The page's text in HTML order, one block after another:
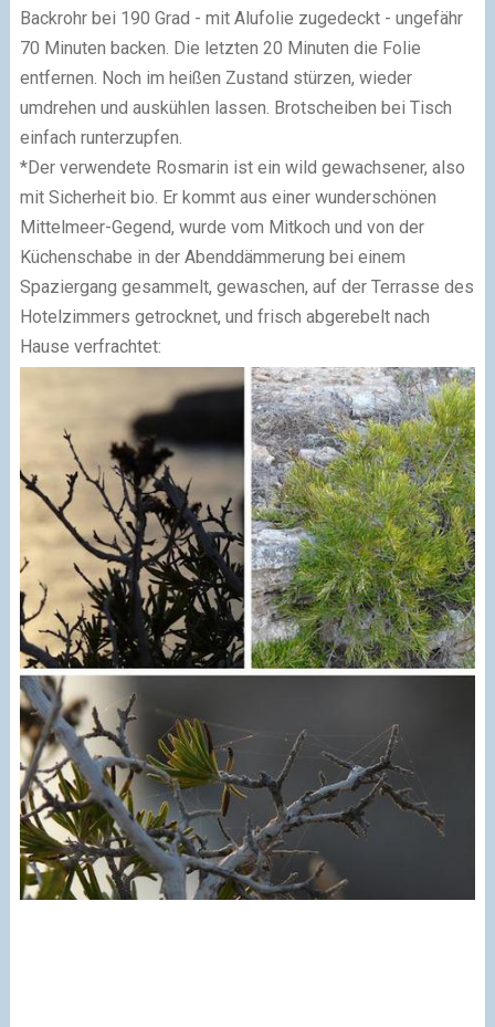
Backrohr bei 190 Grad - mit Alufolie zugedeckt - ungefähr
70 Minuten backen. Die letzten 20 Minuten die Folie
entfernen. Noch im heißen Zustand stürzen, wieder
umdrehen und auskühlen lassen. Brotscheiben bei Tisch
einfach runterzupfen.
*Der verwendete Rosmarin ist ein wild gewachsener, also
mit Sicherheit bio. Er kommt aus einer wunderschönen
Mittelmeer-Gegend, wurde vom Mitkoch und von der
Küchenschabe in der Abenddämmerung bei einem
Spaziergang gesammelt, gewaschen, auf der Terrasse des
Hotelzimmers getrocknet, und frisch abgerebelt nach
Hause verfrachtet: